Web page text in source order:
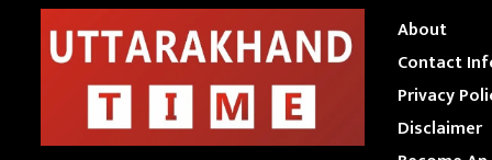
About
Contact
Privacy
Disclaimer